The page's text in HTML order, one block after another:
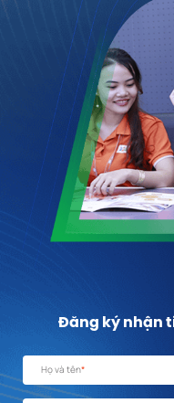
Đăng ký nhận
Họ và tên*